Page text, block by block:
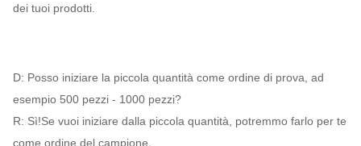
dei tuoi prodotti.
D: Posso iniziare la piccola quantità come ordine di prova, ad
esempio 500 pezzi - 1000 pezzi?
R: Sì!Se vuoi iniziare dalla piccola quantità, potremmo farlo per te
come ordine del campione.